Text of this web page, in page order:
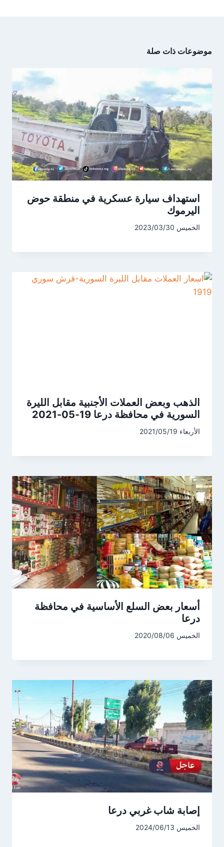
موضوعات ذات صلة
استهداف سيارة عسكرية في منطقة حوض
اليرموك
الخميس 2023/03/30
الذهب وبعض العملات الأجنبية مقابل الليرة
السورية في محافظة درعا 19-05-2021
الأربعاء 2021/05/19
أسعار بعض السلع الأساسية في محافظة
درعا
الخميس 2020/08/06
إصابة شاب غربي درعا
الخميس 2024/06/13